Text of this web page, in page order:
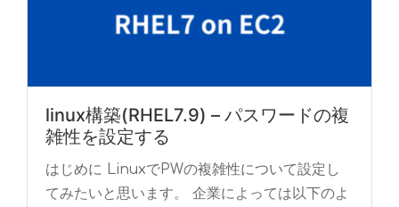
linux構築(RHEL7.9) – パスワードの複
雑性を設定する
はじめに LinuxでPWの複雑性について設定し
てみたいと思います。 企業によっては以下のよ